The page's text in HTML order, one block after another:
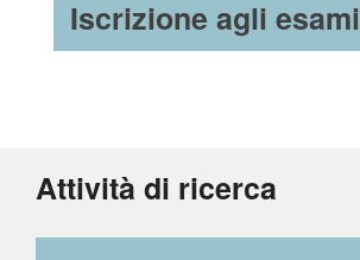
Iscrizione agli esami
Attività di ricerca